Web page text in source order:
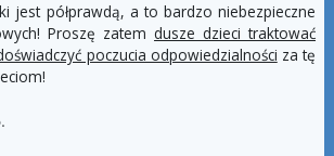
jest półprawdą, a to bardzo niebezpieczne
Proszę zatem dusze dzieci traktować
poczucia odpowiedzialności za tę